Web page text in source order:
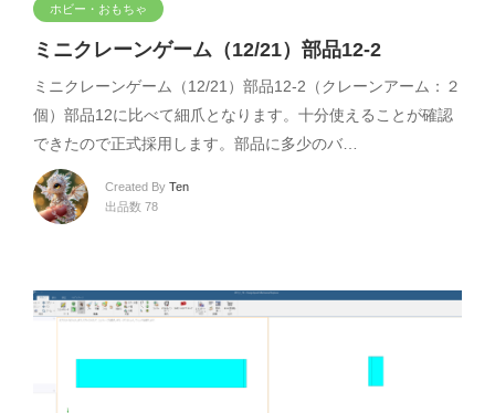
ホビー・おもちゃ
ミニクレーンゲーム（12/21）部品12-2
ミニクレーンゲーム（12/21）部品12-2（クレーンアーム：２
個）部品12に比べて細爪となります。十分使えることが確認
できたので正式採用します。部品に多少のバ…
Created By Ten
出品数 78